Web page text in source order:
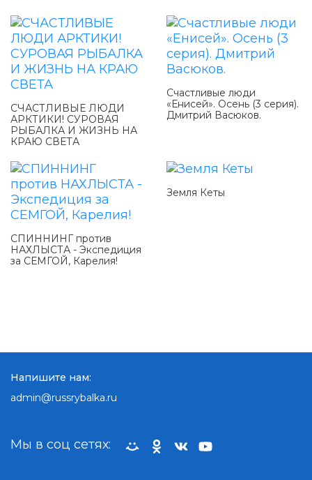
СЧАСТЛИВЫЕ ЛЮДИ
АРКТИКИ! СУРОВАЯ
РЫБАЛКА И ЖИЗНЬ НА
КРАЮ СВЕТА
Счастливые люди
«Енисей». Осень (3 серия).
Дмитрий Васюков.
СПИННИНГ против
НАХЛЫСТА - Экспедиция
за СЕМГОЙ, Карелия!
Земля Кеты
Мы в соц сетях:
Напишите нам:
admin@russrybalka.ru